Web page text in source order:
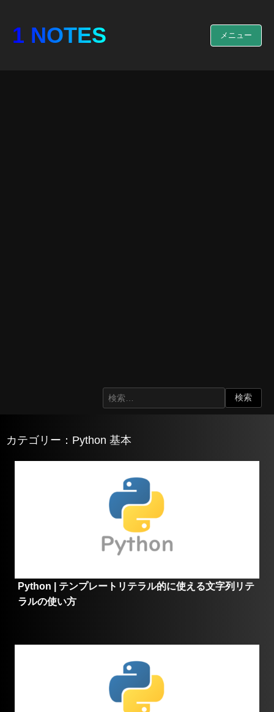
1 NOTES メニュー
カテゴリー：Python 基本
Python | テンプレートリテラル的に使える文字列リテ
ラルの使い方